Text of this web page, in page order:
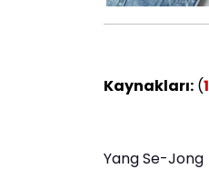
Kaynakları: (1
Yang Se-Jong